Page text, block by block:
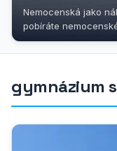
Nemocenská jako
pobíráte
důchodového
gymnázium